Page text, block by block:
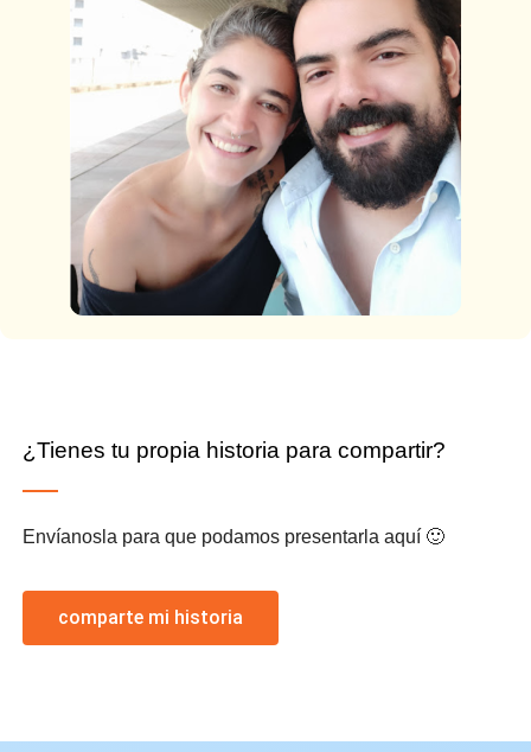
¿Tienes tu propia historia para compartir?
Envíanosla para que podamos presentarla aquí 🙂
comparte mi historia